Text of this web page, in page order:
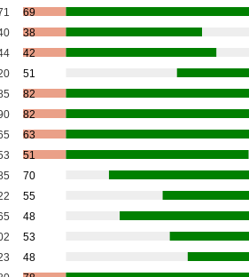
69
38
42
51
82
82
63
51
70
55
48
53
48